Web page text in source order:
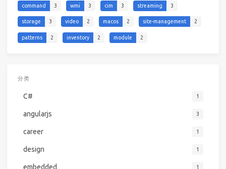
command 3 wmi 3 cim 3 streaming 3
storage 3 video 2 macos 2 site-management 2
patterns 2 inventory 2 module 2
分类
C# 1
angularjs 3
career 1
design 1
embedded 1